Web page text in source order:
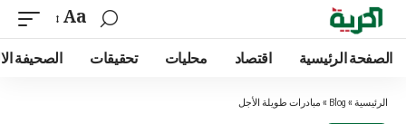
Aa
الصفحة الرئيسية اقتصاد محليات تحقيقات الصحيفة
الرئيسية »
Blog
» مبادرات طويلة الأجل